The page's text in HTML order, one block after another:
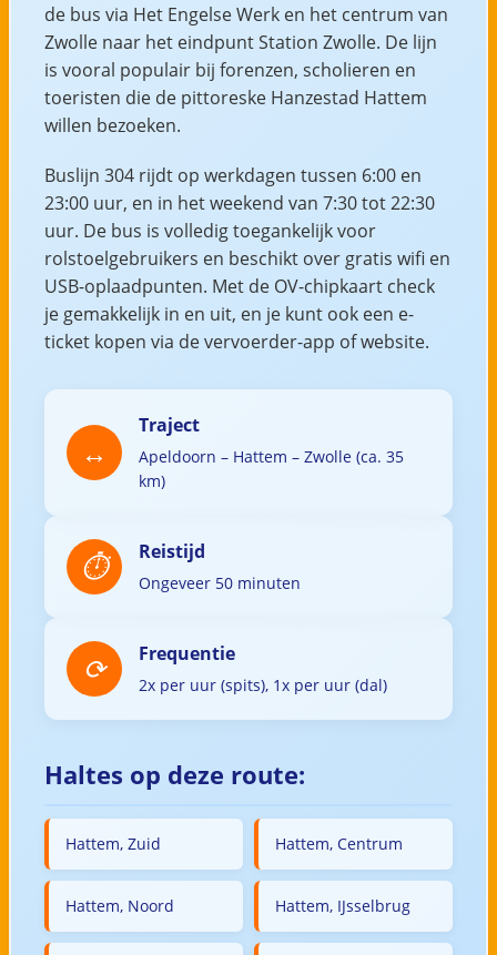
de bus via Het Engelse Werk en het centrum van
Zwolle naar het eindpunt Station Zwolle. De lijn
is vooral populair bij forenzen, scholieren en
toeristen die de pittoreske Hanzestad Hattem
willen bezoeken.
Buslijn 304 rijdt op werkdagen tussen 6:00 en
23:00 uur, en in het weekend van 7:30 tot 22:30
uur. De bus is volledig toegankelijk voor
rolstoelgebruikers en beschikt over gratis wifi en
USB-oplaadpunten. Met de OV-chipkaart check
je gemakkelijk in en uit, en je kunt ook een e-
ticket kopen via de vervoerder-app of website.
Traject
Apeldoorn – Hattem – Zwolle (ca. 35
km)
Reistijd
Ongeveer 50 minuten
Frequentie
2x per uur (spits), 1x per uur (dal)
Haltes op deze route:
Hattem, Zuid Hattem, Centrum
Hattem, Noord Hattem, IJsselbrug